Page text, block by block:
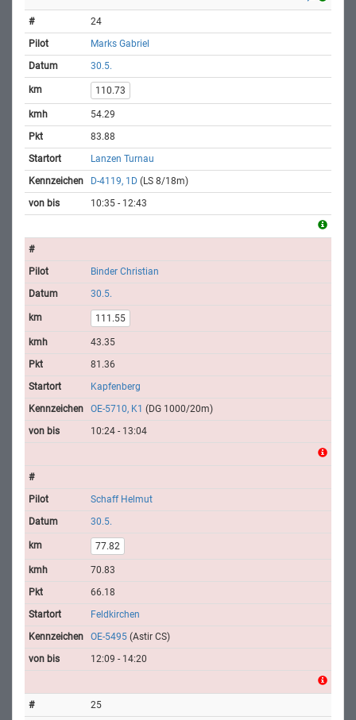
24
Marks Gabriel
30.5.
110.73
54.29
83.88
Lanzen Turnau
D-4119, 1D (LS 8/18m)
10:35 - 12:43
Binder Christian
30.5.
111.55
43.35
81.36
Kapfenberg
OE-5710, K1 (DG 1000/20m)
10:24 - 13:04
Schaff Helmut
30.5.
77.82
70.83
66.18
Feldkirchen
OE-5495 (Astir CS)
12:09 - 14:20
25